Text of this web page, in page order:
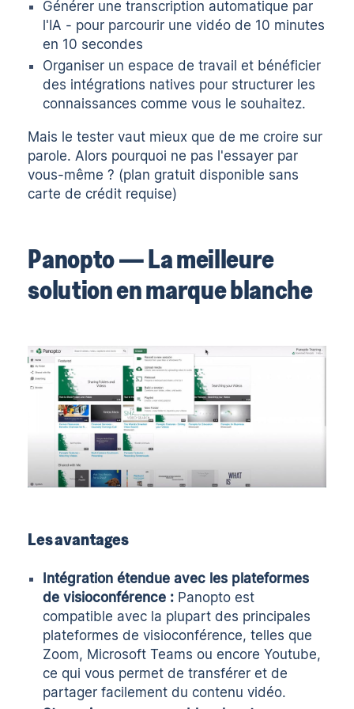
Générer une transcription automatique par
l'IA - pour parcourir une vidéo de 10 minutes
en 10 secondes
Organiser un espace de travail et bénéficier
des intégrations natives pour structurer les
connaissances comme vous le souhaitez.
Mais le tester vaut mieux que de me croire sur
parole. Alors pourquoi ne pas l'essayer par
vous-même ? (plan gratuit disponible sans
carte de crédit requise)
Panopto — La meilleure
solution en marque blanche
Les avantages
Intégration étendue avec les plateformes
de visioconférence : Panopto est
compatible avec la plupart des principales
plateformes de visioconférence, telles que
Zoom, Microsoft Teams ou encore Youtube,
ce qui vous permet de transférer et de
partager facilement du contenu vidéo.